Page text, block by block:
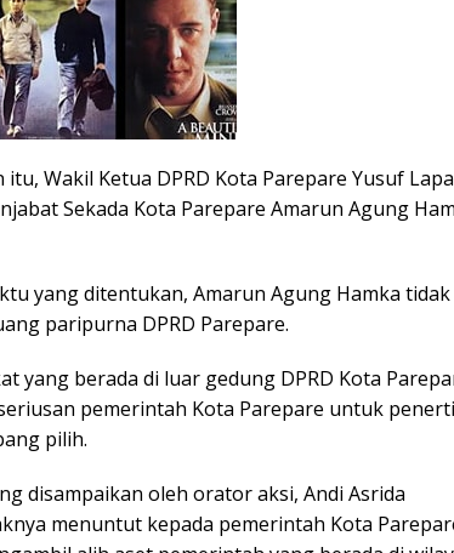
itu, Wakil Ketua DPRD Kota Parepare Yusuf
Sekada Kota Parepare Amarun Agung
yang ditentukan, Amarun Agung Hamka tidak
paripurna DPRD Parepare.
yang berada di luar gedung DPRD Kota
pemerintah Kota Parepare untuk
pilih.
disampaikan oleh orator aksi, Andi Asrida
menuntut kepada pemerintah Kota